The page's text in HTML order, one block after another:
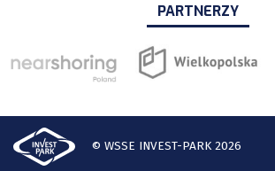
PARTNERZY
© WSSE INVEST-PARK 2026